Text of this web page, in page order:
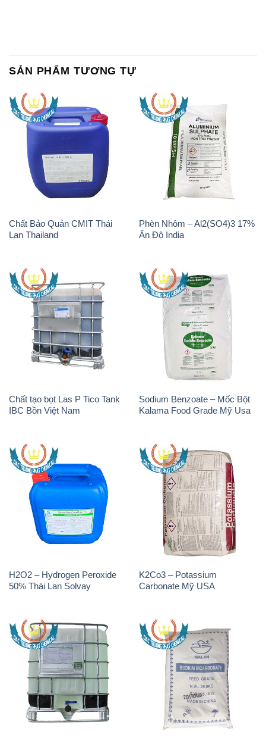
SẢN PHẨM TƯƠNG TỰ
Chất Bảo Quản CMIT Thái
Lan Thailand
Phèn Nhôm – Al2(SO4)3 17%
Ấn Độ India
Chất tạo bọt Las P Tico Tank
IBC Bồn Việt Nam
Sodium Benzoate – Mốc Bột
Kalama Food Grade Mỹ Usa
H2O2 – Hydrogen Peroxide
50% Thái Lan Solvay
K2Co3 – Potassium
Carbonate Mỹ USA